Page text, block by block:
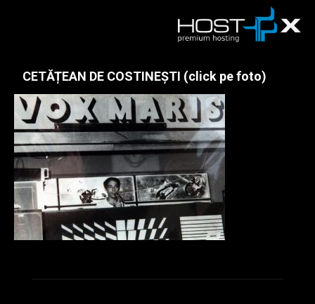
CETĂȚEAN DE COSTINEȘTI (click pe foto)